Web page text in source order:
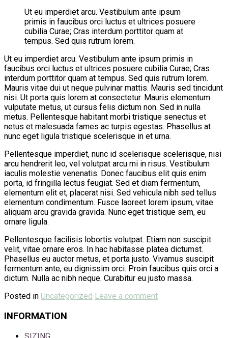
Ut eu imperdiet arcu. Vestibulum ante ipsum
primis in faucibus orci luctus et ultrices posuere
cubilia Curae; Cras interdum porttitor quam at
tempus. Sed quis rutrum lorem.
Ut eu imperdiet arcu. Vestibulum ante ipsum primis in
faucibus orci luctus et ultrices posuere cubilia Curae; Cras
interdum porttitor quam at tempus. Sed quis rutrum lorem.
Mauris vitae dui ut neque pulvinar mattis. Mauris sed tincidunt
nisi. Ut porta quis lorem at consectetur. Mauris elementum
vulputate metus, ut cursus felis dictum non. Sed in nulla
metus. Pellentesque habitant morbi tristique senectus et
netus et malesuada fames ac turpis egestas. Phasellus at
nunc eget ligula tristique scelerisque in et urna.
Pellentesque imperdiet, nunc id scelerisque scelerisque, nisi
arcu hendrerit leo, vel volutpat arcu mi in risus. Vestibulum
iaculis molestie venenatis. Donec faucibus elit quis enim
porta, id fringilla lectus feugiat. Sed et diam fermentum,
elementum elit et, placerat nisi. Sed vehicula nibh sed tellus
elementum condimentum. Fusce laoreet lorem ipsum, vitae
aliquam arcu gravida gravida. Nunc eget tristique sem, eu
ornare ligula.
Pellentesque facilisis lobortis volutpat. Etiam non suscipit
velit, vitae ornare eros. In hac habitasse platea dictumst.
Phasellus eu auctor metus, et porta justo. Vivamus suscipit
fermentum ante, eu dignissim orci. Proin faucibus quis orci a
dictum. Nulla ac nibh neque. Curabitur eu justo massa.
Posted in Uncategorized Leave a comment
INFORMATION
SIZING